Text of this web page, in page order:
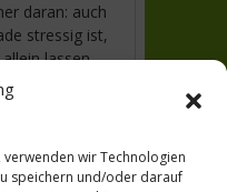
wir Technologien
speichern und/oder darauf
daran: auch
stressig ist,
lassen
ab oder
Sicher ist